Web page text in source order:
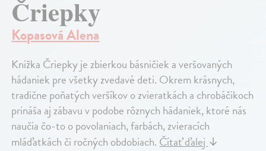
Čriepky
Kopasová Alena
Knižka Čriepky je zbierkou básničiek a veršovaných
hádaniek pre všetky zvedavé deti. Okrem krásnych,
tradične poňatých veršíkov o zvieratkách a chrobáčikoch
prináša aj zábavu v podobe rôznych hádaniek, ktoré nás
naučia čo-to o povolaniach, farbách, zvieracích
mláďatkách či ročných obdobiach.Čítať ďalej↓